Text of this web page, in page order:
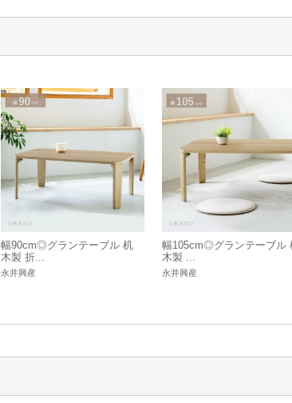
幅90cm◎グランテーブル 机
木製 折...
永井興産
幅105cm◎グランテーブル
木製 ...
永井興産